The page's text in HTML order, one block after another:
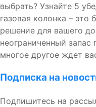
выбрать? Узнайте 5
газовая колонка – это
решение для вашего
неограниченный запас
многое другое ждет
Подписка на
Подпишитесь на